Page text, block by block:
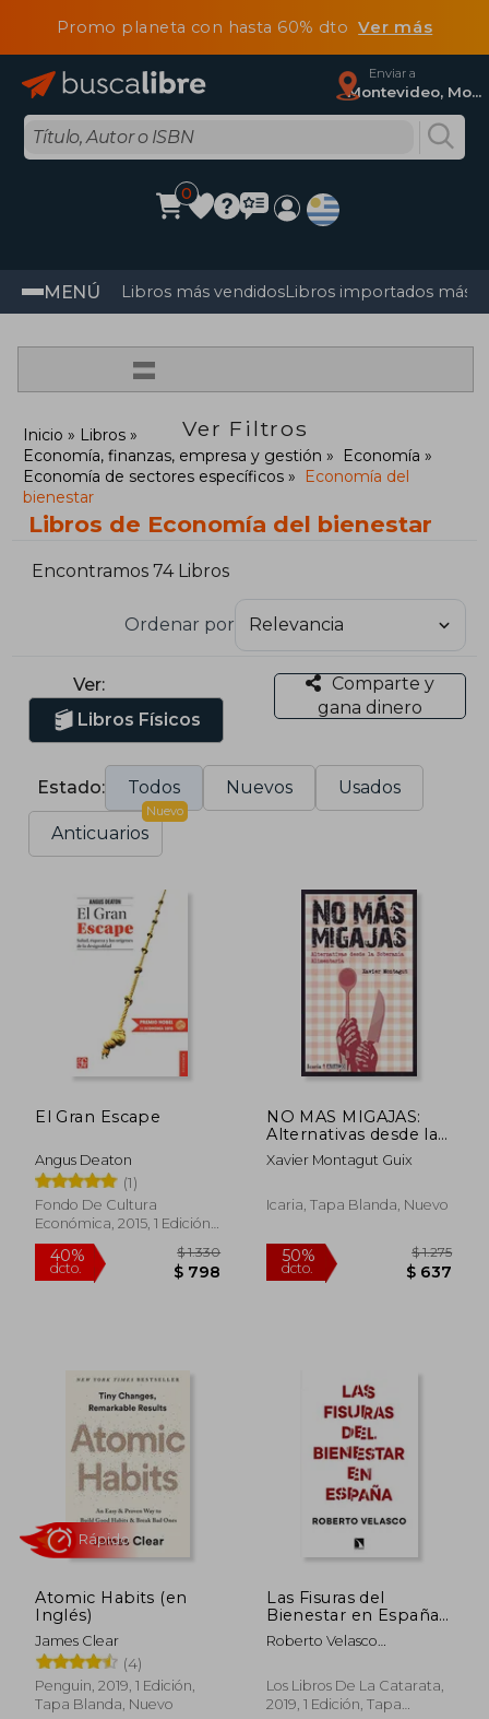
Promo planeta con hasta 60% dtoVer más
Enviar a
Montevideo, Montevideo
0
MENÚ Libros más vendidosLibros importados más
=
Ver Filtros
Inicio
Libros
Economía, finanzas, empresa y gestión
Economía
Economía de sectores específicos
Economía del
bienestar
Libros de Economía del bienestar
Encontramos 74 Libros
Ordenar por
Ver:
Libros Físicos
Comparte y
gana dinero
Estado: Todos Nuevos Usados
Anticuarios
Nuevo
El Gran Escape
Angus Deaton
(1)
Fondo De Cultura
Económica, 2015, 1 Edición,
Tapa Blanda, Nuevo
dcto.
NO MAS MIGAJAS:
Alternativas desde la
Soberanía
Alimentaria (ASACO)
Xavier Montagut Guix
Icaria, Tapa Blanda, Nuevo
50%
dcto.
Atomic Habits (en
Inglés)
James Clear
(4)
Penguin, 2019, 1 Edición,
Tapa Blanda, Nuevo
Rápido
Las Fisuras del
Bienestar en España
(Mayor)
Roberto Velasco
Los Libros De La Catarata,
2019, 1 Edición, Tapa